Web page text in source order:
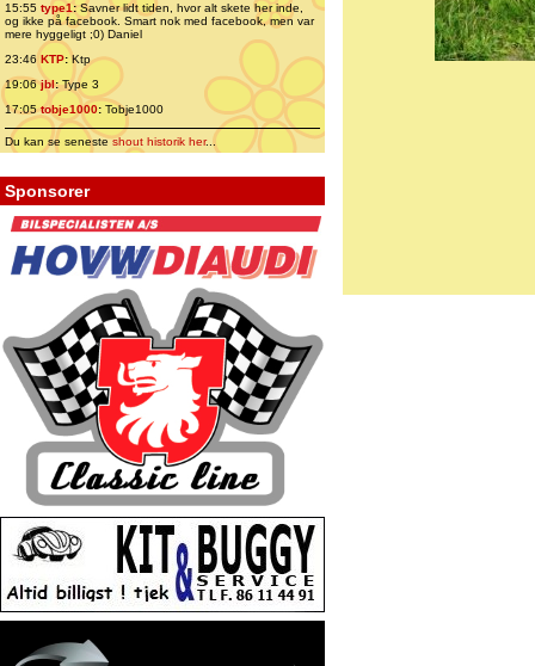
15:55 type1:Savner lidt tiden, hvor alt skete her inde,
og ikke på facebook. Smart nok med facebook, men var
mere hyggeligt ;0) Daniel
23:46 KTP:Ktp
19:06jbl:Type 3
17:05tobje1000: Tobje1000
Du kan se senesteshout historik her...
Sponsorer